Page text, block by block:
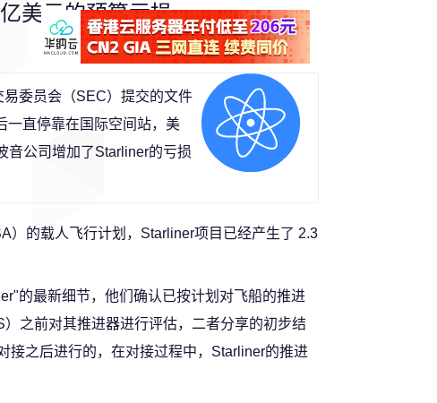
美元的预算亏损
委员会（SEC）提交的文件
一直停靠在国际空间站，美
音公司增加了Starliner的亏损
）的载人飞行计划，Starliner项目已经产生了 2.3
的最新细节，他们确认已按计划对飞船的推进
之前对其推进器进行评估，二者分享的初步结
接之后进行的，在对接过程中，Starliner的推进